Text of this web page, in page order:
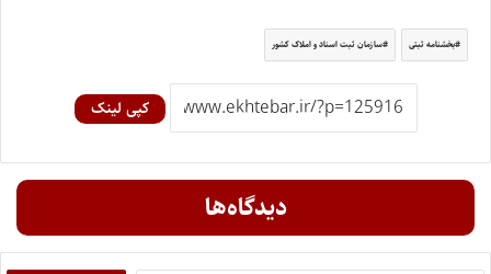
بخشنامه ثبتی سازمان ثبت اسناد و املاک کشور
کپی لینک
دیدگاه‌ها